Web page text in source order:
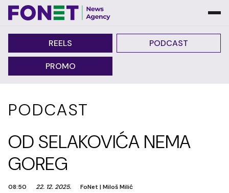
REELS PODCAST
PROMO
PODCAST
OD SELAKOVIĆA NEMA
GOREG
08:50 22. 12. 2025. FoNet |Miloš Milić